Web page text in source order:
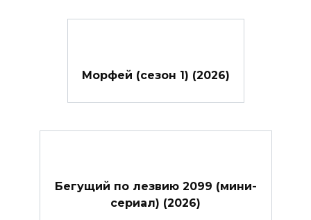
Морфей (сезон 1) (2026)
Бегущий по лезвию 2099 (мини-
сериал) (2026)